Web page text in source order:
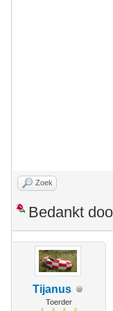
Zoek
Bedankt
Tijanus
Toerder